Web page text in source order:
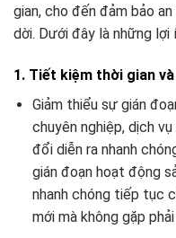
gian, cho đến đảm bảo
dời. Dưới đây là những lợi
1. Tiết kiệm thời gian
Giảm thiểu sự gián
chuyên nghiệp, dịch
đổi diễn ra nhanh
gián đoạn hoạt động
nhanh chóng tiếp tục
mới mà không gặp